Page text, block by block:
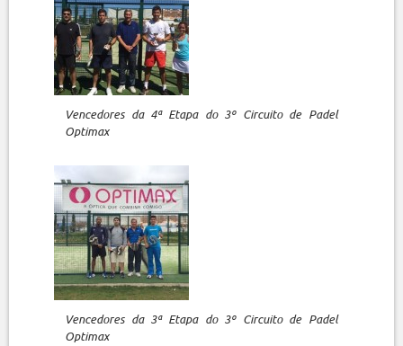
Vencedores da 4ª Etapa do 3º Circuito de Padel
Optimax
Vencedores da 3ª Etapa do 3º Circuito de Padel
Optimax